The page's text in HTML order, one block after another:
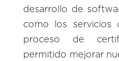
desarrollo de
como los servicios
proceso de
permitido mejorar